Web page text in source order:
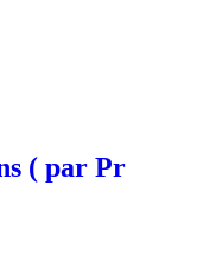
( par Pr